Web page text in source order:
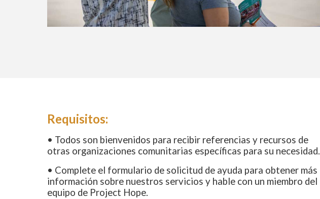
Requisitos:
• Todos son bienvenidos para recibir referencias y recursos de
otras organizaciones comunitarias específicas para su necesidad.
• Complete el formulario de solicitud de ayuda para obtener más
información sobre nuestros servicios y hable con un miembro del
equipo de Project Hope.